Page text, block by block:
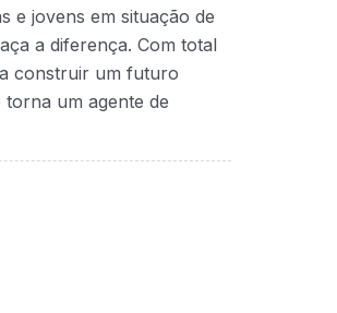
e jovens em situação de
a diferença. Com total
construir um futuro
um agente de